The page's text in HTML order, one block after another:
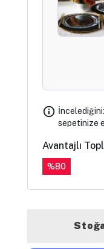
sepetinize
Avantajlı
%80